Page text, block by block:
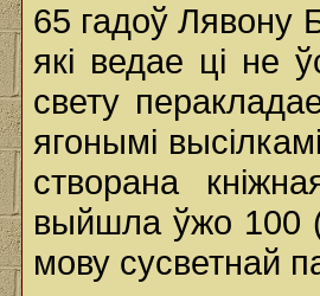
65 гадоў Лявону
які ведае ці не
свету
ягонымі
створана
выйшла ўжо 100
мову сусветнай